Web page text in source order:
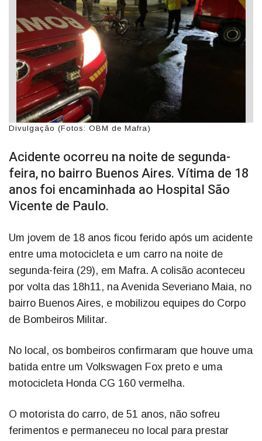
Divulgação (Fotos: OBM de Mafra)
Acidente ocorreu na noite de segunda-
feira, no bairro Buenos Aires. Vítima de 18
anos foi encaminhada ao Hospital São
Vicente de Paulo.
Um jovem de 18 anos ficou ferido após um acidente
entre uma motocicleta e um carro na noite de
segunda-feira (29), em Mafra. A colisão aconteceu
por volta das 18h11, na Avenida Severiano Maia, no
bairro Buenos Aires, e mobilizou equipes do Corpo
de Bombeiros Militar.
No local, os bombeiros confirmaram que houve uma
batida entre um Volkswagen Fox preto e uma
motocicleta Honda CG 160 vermelha.
O motorista do carro, de 51 anos, não sofreu
ferimentos e permaneceu no local para prestar